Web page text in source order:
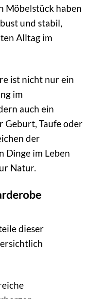
Möbelstück haben
und stabil,
Alltag im
ist nicht nur ein
im
auch ein
Geburt, Taufe oder
der
Dinge im Leben
Natur.
dieser